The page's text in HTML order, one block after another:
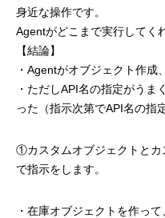
身近な操作です。
Agentがどこまで実行してく
【結論】
・Agentがオブジェクト作
・ただしAPI名の指定がうま
った（指示次第でAPI名の指
①カスタムオブジェクトとカ
で指示をします。
・在庫オブジェクトを作っ